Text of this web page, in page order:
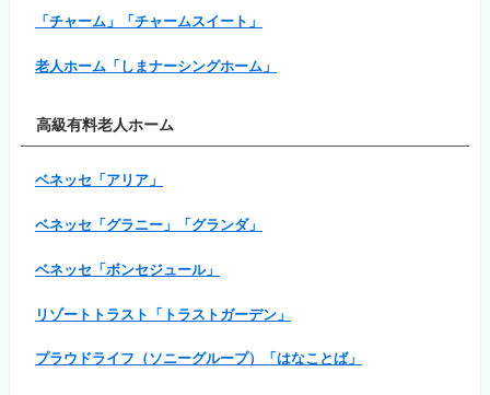
「チャーム」「チャームスイート」
老人ホーム「しまナーシングホーム」
高級有料老人ホーム
ベネッセ「アリア」
ベネッセ「グラニー」「グランダ」
ベネッセ「ボンセジュール」
リゾートトラスト「トラストガーデン」
プラウドライフ（ソニーグループ）「はなことば」